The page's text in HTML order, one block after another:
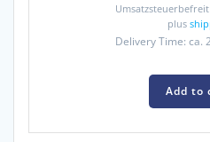
plus
Delivery Time: ca.
Add to